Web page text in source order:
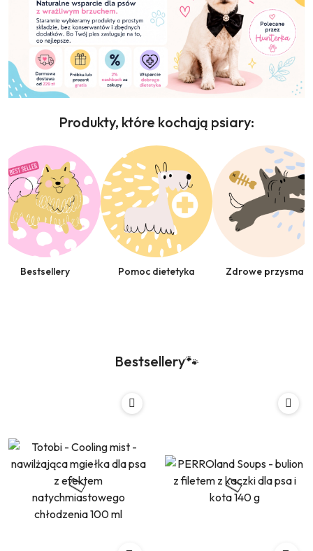
Pomiń wyróżnione elementy
Produkty, które kochają psiary:
Bestsellery Pomoc dietetyka Zdrowe przysmaki
Bestsellery🐾